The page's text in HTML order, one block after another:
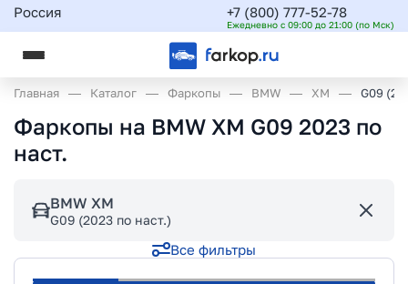
Россия +7 (800) 777-52-78
Ежедневно с 09:00 до 21:00 (по Мск)
Главная Каталог Фаркопы BMW XM G09
Фаркопы на BMW XM G09 2023 по
наст.
BMW XM
G09 (2023 по наст.)
Все фильтры